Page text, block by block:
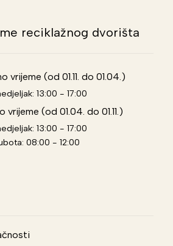
reciklažnog dvorišta
vrijeme (od 01.11. do 01.04.)
13:00 - 17:00
vrijeme (od 01.04. do 01.11.)
13:00 - 17:00
08:00 - 12:00